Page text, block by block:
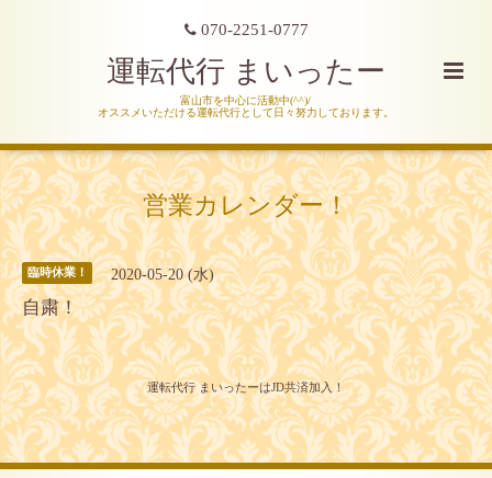
070-2251-0777
運転代行 まいったー
富山市を中心に活動中(^^)/
オススメいただける運転代行として日々努力しております。
営業カレンダー！
臨時休業！ 2020-05-20 (水)
自粛！
運転代行 まいったーはJD共済加入！